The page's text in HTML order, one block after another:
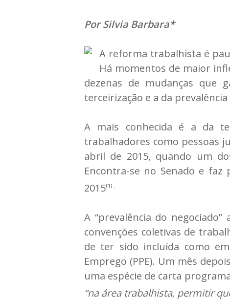
Por Silvia Barbara*
A reforma trabalhista é
Há momentos de maior
dezenas de mudanças que
terceirização e a da
A mais conhecida é a da
trabalhadores como pessoas
abril de 2015, quando um
Encontra-se no Senado e
2015(1) .
A “prevalência do
convenções coletivas de
de ter sido incluída como
Emprego (PPE). Um mês
uma espécie de carta
“na área trabalhista, permitir